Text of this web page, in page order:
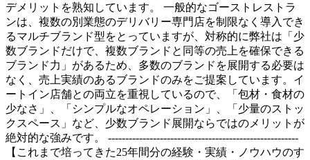
デメリットを熟知しています。 一般的なゴーストレストラ
ンは、複数の別業態のデリバリー専門店を制限なく導入でき
るマルチブランド型をとっていますが、対称的に弊社は「少
数ブランドだけで、複数ブランドと同等の売上を確保できる
ブランド力」があるため、多数のブランドを展開する必要は
なく、売上実績のあるブランドのみをご提案しています。イ
ートイン店舗との両立を重視しているので、「包材・食材の
少なさ」、「シンプルなオペレーション」、「少量のストッ
クスペース」など、少数ブランド展開ならではのメリットが
絶対的な強みです。 -------------------------------------------------------
【これまで培ってきた25年間分の経験・実績・ノウハウのす